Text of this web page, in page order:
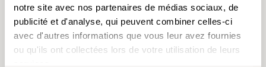
notre site avec nos partenaires de médias sociaux, de
publicité et d'analyse, qui peuvent combiner celles-ci
avec d'autres informations que vous leur avez fournies
ou qu'ils ont collectées lors de votre utilisation de leurs